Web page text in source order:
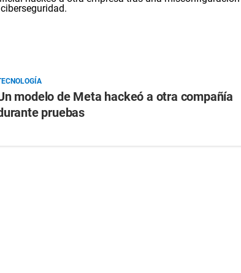
modelo de Meta hackeó a otra compañía
pruebas